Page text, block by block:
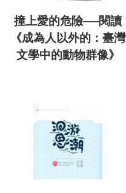
撞上愛的危險──閱讀
《成為人以外的：臺灣
文學中的動物群像》